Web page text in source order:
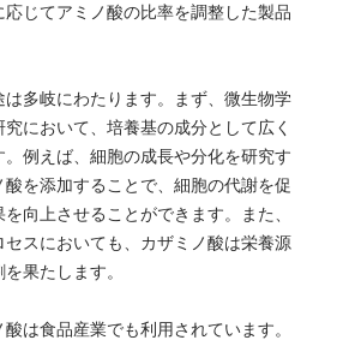
応じてアミノ酸の比率を調整した製品
は多岐にわたります。まず、微生物学
において、培養基の成分として広く
例えば、細胞の成長や分化を研究す
酸を添加することで、細胞の代謝を促
向上させることができます。また、
スにおいても、カザミノ酸は栄養源
果たします。
は食品産業でも利用されています。